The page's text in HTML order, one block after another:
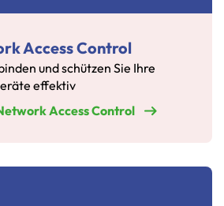
Access Control
und schützen Sie Ihre
effektiv
Access Control